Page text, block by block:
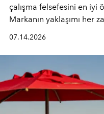
çalışma felsefesini en
Markanın yaklaşımı her
(savoir-faire) buluşan
07.14.2026